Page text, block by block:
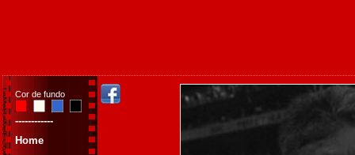
Cor de fundo
------------
Home